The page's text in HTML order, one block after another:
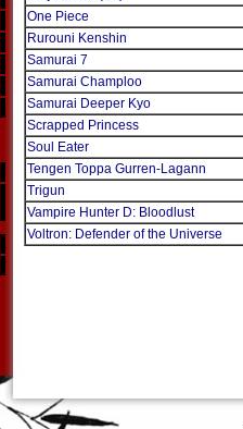
One Piece
Rurouni Kenshin
Samurai 7
Samurai Champloo
Samurai Deeper Kyo
Scrapped Princess
Soul Eater
Tengen Toppa Gurren-Lagann
Trigun
Vampire Hunter D: Bloodlust
Voltron: Defender of the Universe